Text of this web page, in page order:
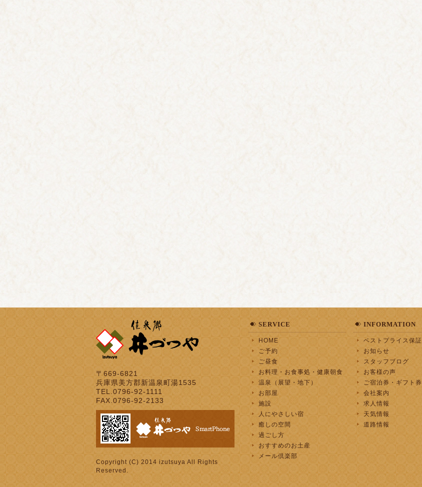
〒669-6821
兵庫県美方郡新温泉町湯1535
TEL.0796-92-1111
FAX.0796-92-2133
Copyright (C) 2014 izutsuya All Rights
Reserved.
SERVICE
HOME
ご予約
ご昼食
お料理・お食事処・健康朝食
温泉（展望・地下）
お部屋
施設
人にやさしい宿
癒しの空間
過ごし方
おすすめのお土産
メール倶楽部
INFORMATION
ベストプライス保証
お知らせ
スタッフブログ
お客様の声
ご宿泊券・ギフト券
会社案内
求人情報
天気情報
道路情報